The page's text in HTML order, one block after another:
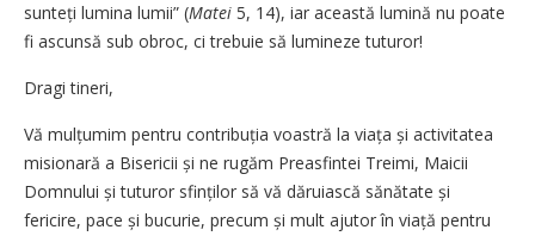
sunteți lumina lumii” (Matei 5, 14), iar această lumină nu poate
fi ascunsă sub obroc, ci trebuie să lumineze tuturor!
Dragi tineri,
Vă mulțumim pentru contribuția voastră la viața și activitatea
misionară a Bisericii și ne rugăm Preasfintei Treimi, Maicii
Domnului și tuturor sfinților să vă dăruiască sănătate și
fericire, pace și bucurie, precum și mult ajutor în viață pentru